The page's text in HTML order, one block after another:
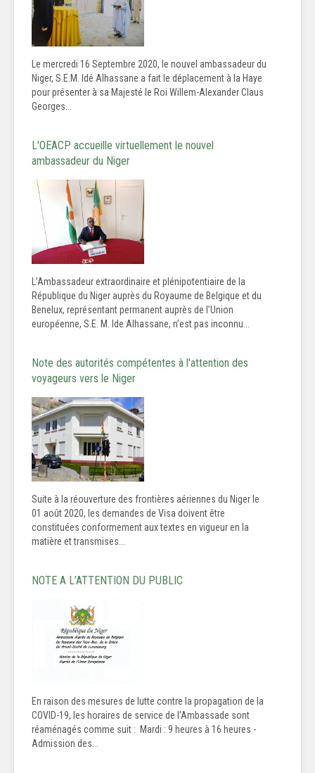
Le mercredi 16 Septembre 2020, le nouvel ambassadeur du
Niger, S.E.M. Idé Alhassane a fait le déplacement à la Haye
pour présenter à sa Majesté le Roi Willem-Alexander Claus
Georges...
L'OEACP accueille virtuellement le nouvel
ambassadeur du Niger
L’Ambassadeur extraordinaire et plénipotentiaire de la
République du Niger auprès du Royaume de Belgique et du
Benelux, représentant permanent auprès de l’Union
européenne, S.E. M. Ide Alhassane, n’est pas inconnu...
Note des autorités compétentes à l'attention des
voyageurs vers le Niger
Suite à la réouverture des frontières aériennes du Niger le
01 août 2020, les demandes de Visa doivent être
constituées conformement aux textes en vigueur en la
matière et transmises...
NOTE A L’ATTENTION DU PUBLIC
En raison des mesures de lutte contre la propagation de la
COVID-19, les horaires de service de l’Ambassade sont
réaménagés comme suit : Mardi : 9 heures à 16 heures -
Admission des...